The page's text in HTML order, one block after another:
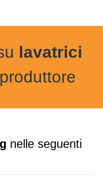
lavatrici
nelle seguenti